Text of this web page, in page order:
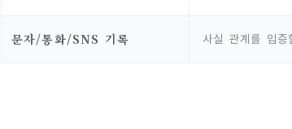
문자/통화/SNS 기록 사실 관계를 입